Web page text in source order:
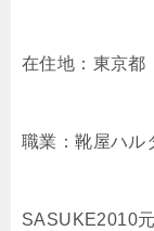
在住地：東京都
職業：靴屋ハル
SASUKE2010